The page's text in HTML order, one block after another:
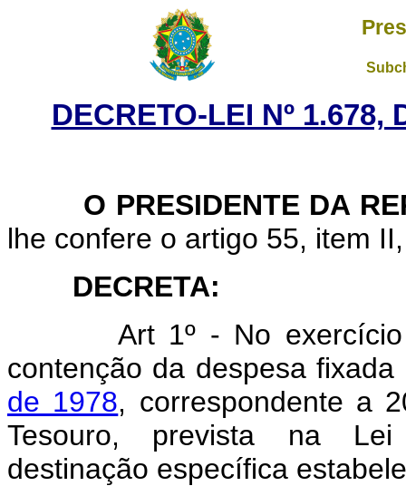
DECRETO-LEI Nº 1.678,
O PRESIDENTE DA
lhe confere o artigo 55, item
DECRETA:
Art 1º - No exercício
contenção da despesa
de 1978, correspondente a
Tesouro, prevista na Lei
destinação específica